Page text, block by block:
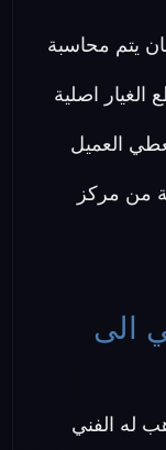
يتم محاسبة
اصلية
نعطي العميل
من مركز
الى
له الفني